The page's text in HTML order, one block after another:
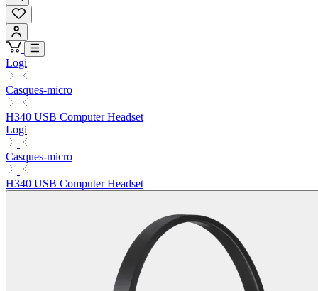
Logi
Casques-micro
H340 USB Computer Headset
Logi
Casques-micro
H340 USB Computer Headset